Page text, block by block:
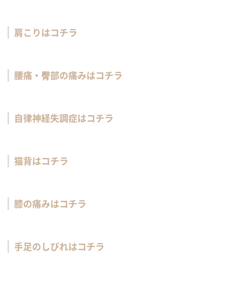
肩こりはコチラ
腰痛・臀部の痛みはコチラ
自律神経失調症はコチラ
猫背はコチラ
膝の痛みはコチラ
手足のしびれはコチラ